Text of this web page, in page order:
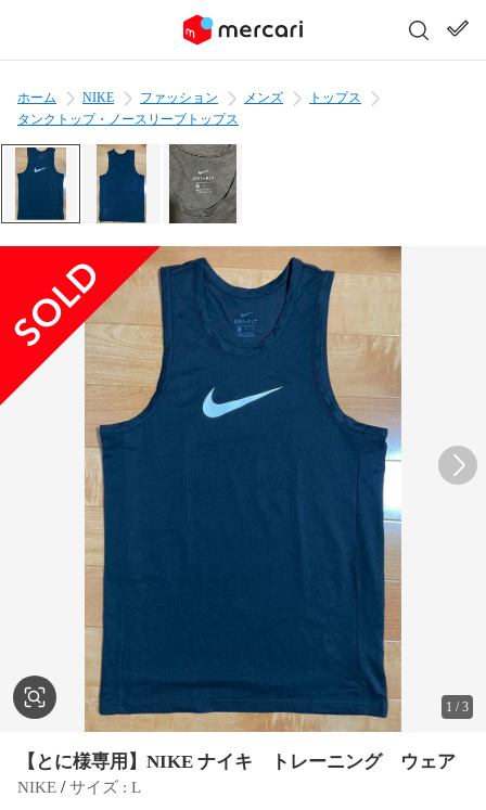
ホーム NIKE ファッション メンズ
トップス
タンクトップ・ノースリーブトップス
1 /3
【とに様専用】NIKE ナイキ トレーニング ウェア
NIKE / サイズ : L